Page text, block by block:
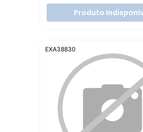
Produto
EXA38830